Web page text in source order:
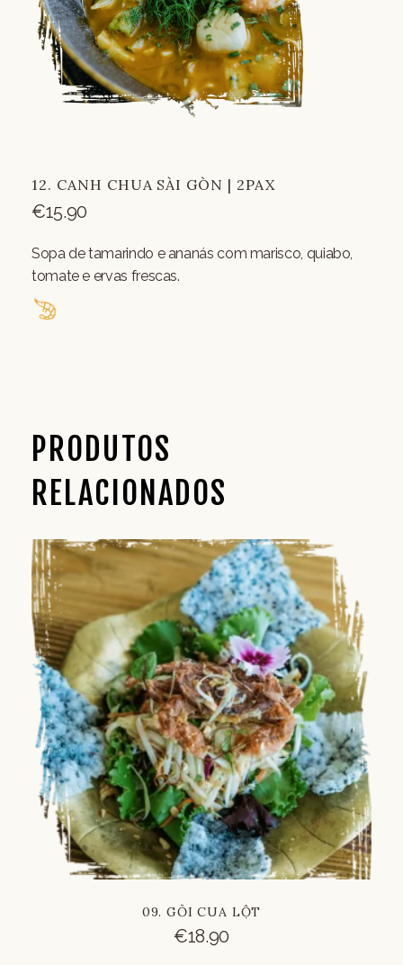
12. CANH CHUA SÀI GÒN | 2PAX
€15.90
Sopa de tamarindo e ananás com marisco, quiabo,
tomate e ervas frescas.
PRODUTOS
RELACIONADOS
09. GỎI CUA LỘT
€18.90